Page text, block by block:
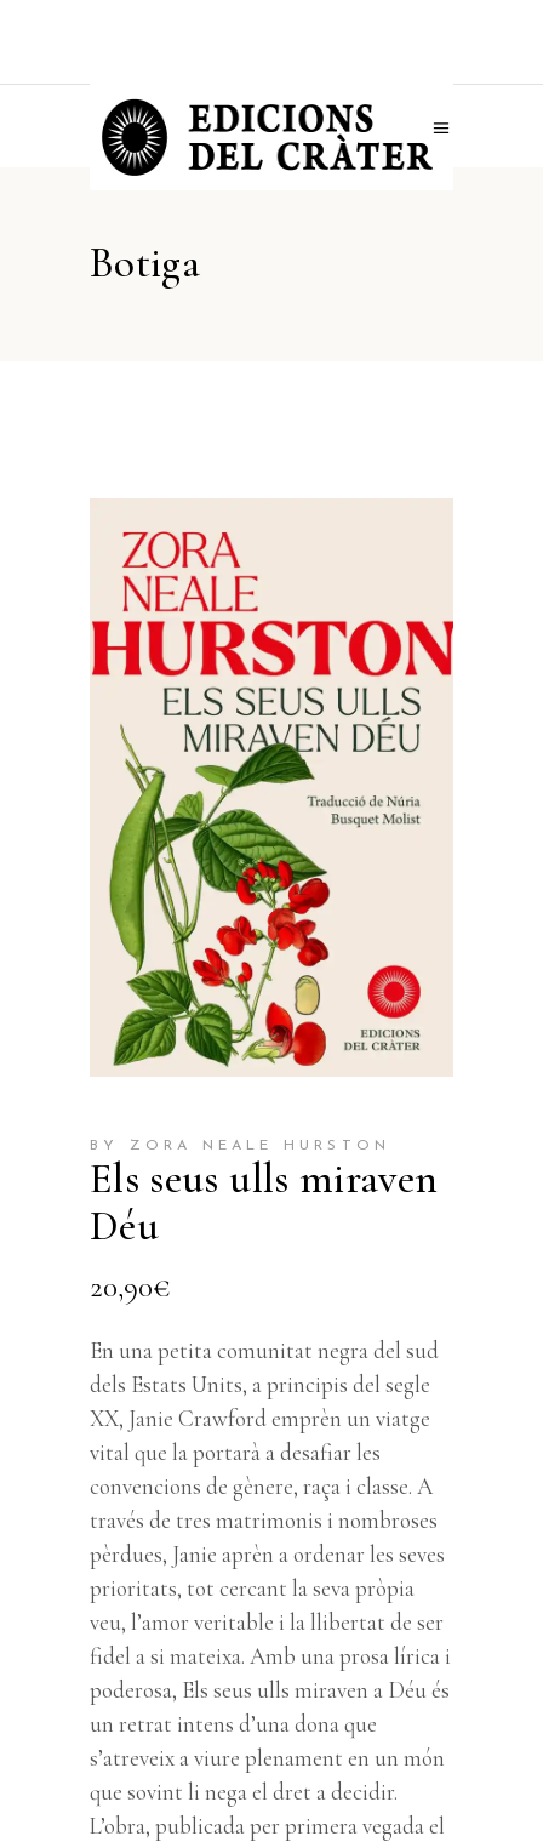
Botiga
BY ZORA NEALE HURSTON
Els seus ulls miraven
Déu
20,90€
En una petita comunitat negra del sud
dels Estats Units, a principis del segle
XX, Janie Crawford emprèn un viatge
vital que la portarà a desafiar les
convencions de gènere, raça i classe. A
través de tres matrimonis i nombroses
pèrdues, Janie aprèn a ordenar les seves
prioritats, tot cercant la seva pròpia
veu, l’amor veritable i la llibertat de ser
fidel a si mateixa. Amb una prosa lírica i
poderosa, Els seus ulls miraven a Déu és
un retrat intens d’una dona que
s’atreveix a viure plenament en un món
que sovint li nega el dret a decidir.
L’obra, publicada per primera vegada el